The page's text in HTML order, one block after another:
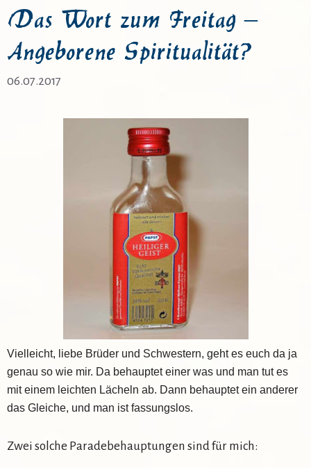
Das Wort zum Freitag –
Angeborene Spiritualität?
06.07.2017
Vielleicht, liebe Brüder und Schwestern, geht es euch da ja
genau so wie mir. Da behauptet einer was und man tut es
mit einem leichten Lächeln ab. Dann behauptet ein anderer
das Gleiche, und man ist fassungslos.
Zwei solche Paradebehauptungen sind für mich: